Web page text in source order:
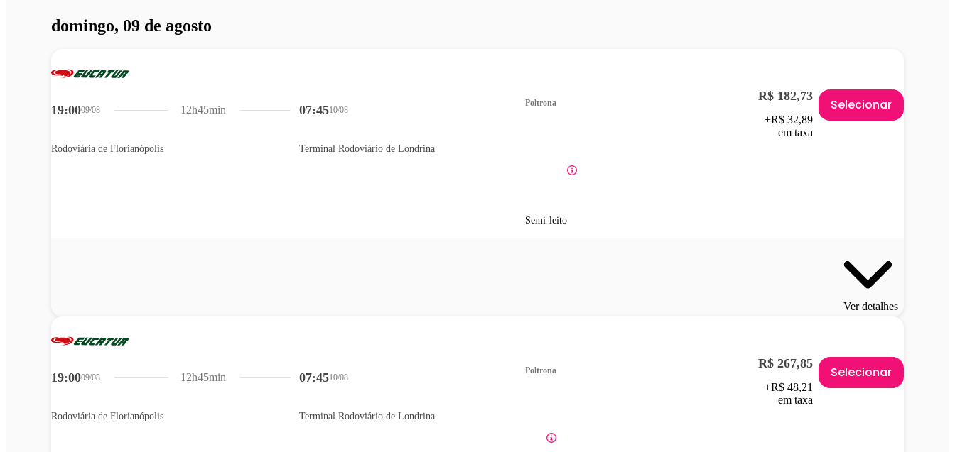
domingo, 09 de agosto
19:0009/08
Rodoviária de Florianópolis
07:4510/08
Terminal Rodoviário de Londrina
12h45min
Poltrona
Semi-leito
R$ 182,73
+R$ 32,89
em taxa
Selecionar
Ver detalhes
19:0009/08
Rodoviária de Florianópolis
07:4510/08
Terminal Rodoviário de Londrina
12h45min
Poltrona R$ 267,85
+R$ 48,21
em taxa
Selecionar